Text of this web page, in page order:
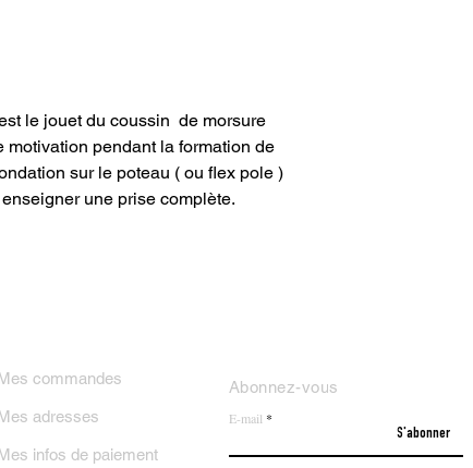
le jouet du coussin de morsure
motivation pendant la formation de
sur le poteau ( ou flex pole )
une prise complète.
Abonnez-vous
E-mail
S'abonner
commandes
adresses
infos de paiement